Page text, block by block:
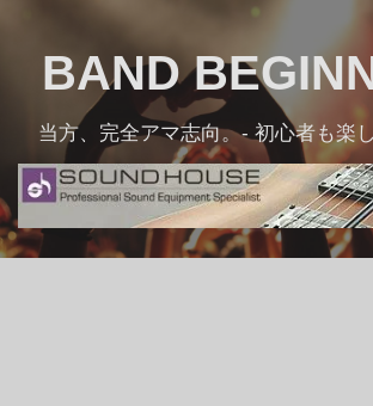
contentBAND
当方、完全アマ志向。- 初心者も楽